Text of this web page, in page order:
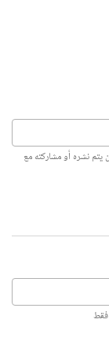
يتم نشره أو مشاركته مع